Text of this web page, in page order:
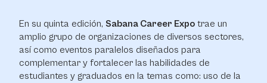
En su quinta edición, Sabana Career Expo trae un
amplio grupo de organizaciones de diversos sectores,
así como eventos paralelos diseñados para
complementar y fortalecer las habilidades de
estudiantes y graduados en la temas como: uso de la